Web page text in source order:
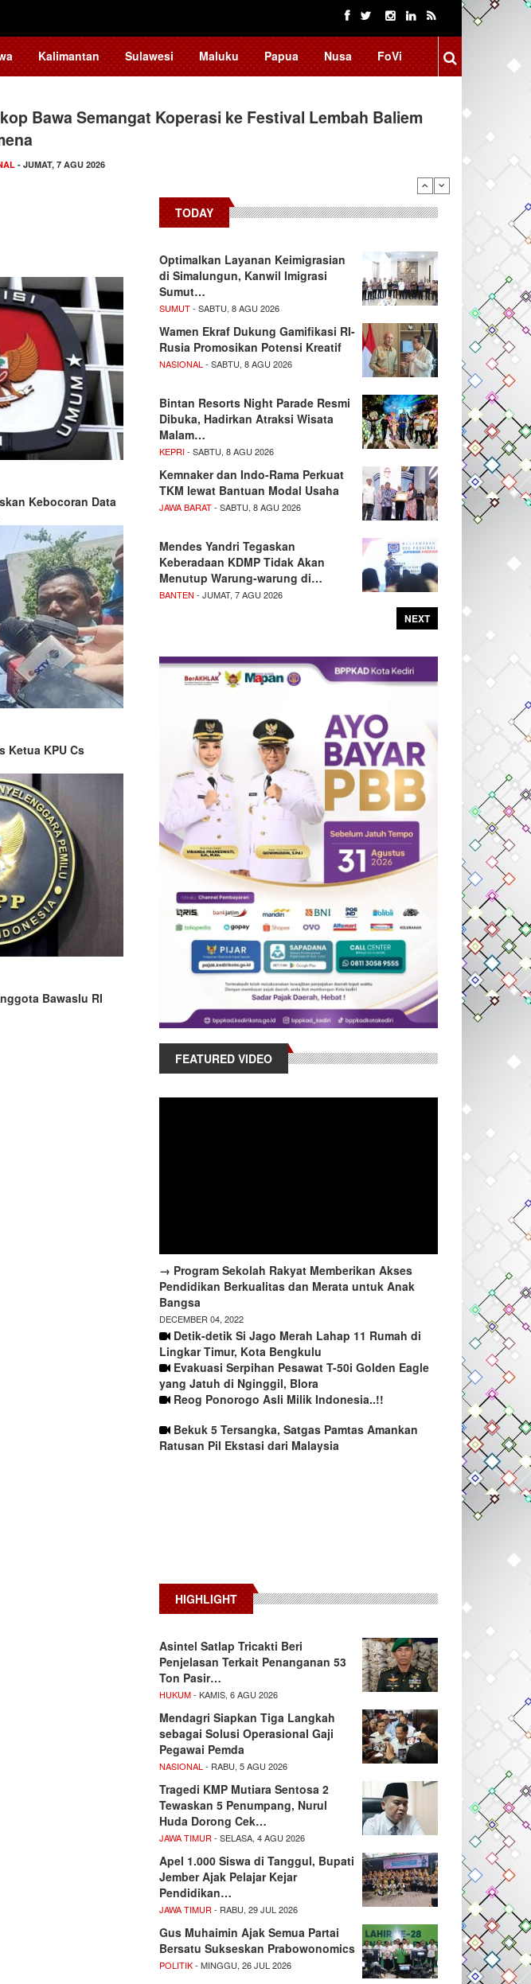
Kalimantan Sulawesi Maluku Papua Nusa FoVi
Bawa Semangat Koperasi ke Festival Lembah Baliem
- JUMAT, 7 AGU 2026
Kebocoran Data
Ketua KPU Cs
Bawaslu RI
TODAY
Optimalkan Layanan Keimigrasian
di Simalungun, Kanwil Imigrasi
Sumut…
SUMUT- SABTU, 8 AGU 2026
Wamen Ekraf Dukung Gamifikasi RI-
Rusia Promosikan Potensi Kreatif
NASIONAL - SABTU, 8 AGU 2026
Bintan Resorts Night Parade Resmi
Dibuka, Hadirkan Atraksi Wisata
Malam…
KEPRI- SABTU, 8 AGU 2026
Kemnaker dan Indo-Rama Perkuat
TKM lewat Bantuan Modal Usaha
JAWA BARAT- SABTU, 8 AGU 2026
Mendes Yandri Tegaskan
Keberadaan KDMP Tidak Akan
Menutup Warung-warung di…
BANTEN - JUMAT, 7 AGU 2026
NEXT
FEATURED VIDEO
→ Program Sekolah Rakyat Memberikan Akses
Pendidikan Berkualitas dan Merata untuk Anak
Bangsa
DECEMBER 04, 2022
Detik-detik Si Jago Merah Lahap 11 Rumah di
Lingkar Timur, Kota Bengkulu
Evakuasi Serpihan Pesawat T-50i Golden Eagle
yang Jatuh di Nginggil, Blora
Reog Ponorogo Asli Milik Indonesia..!!
Bekuk 5 Tersangka, Satgas Pamtas Amankan
Ratusan Pil Ekstasi dari Malaysia
HIGHLIGHT
Asintel Satlap Tricakti Beri
Penjelasan Terkait Penanganan 53
Ton Pasir…
HUKUM- KAMIS, 6 AGU 2026
Mendagri Siapkan Tiga Langkah
sebagai Solusi Operasional Gaji
Pegawai Pemda
NASIONAL - RABU, 5 AGU 2026
Tragedi KMP Mutiara Sentosa 2
Tewaskan 5 Penumpang, Nurul
Huda Dorong Cek…
JAWA TIMUR - SELASA, 4 AGU 2026
Apel 1.000 Siswa di Tanggul, Bupati
Jember Ajak Pelajar Kejar
Pendidikan…
JAWA TIMUR - RABU, 29 JUL 2026
Gus Muhaimin Ajak Semua Partai
Bersatu Sukseskan Prabowonomics
POLITIK- MINGGU, 26 JUL 2026